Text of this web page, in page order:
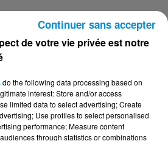
saisons" !
de votre vie privée est notre
do the following data processing based on
interest: Store and/or access
limited data to select advertising; Create
Use profiles to select personalised
performance; Measure content
through statistics or combinations
Continuer sans accepter